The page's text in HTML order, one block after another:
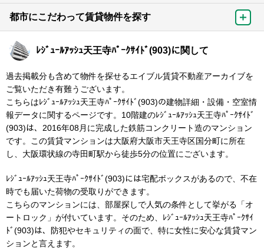
都市にこだわって賃貸物件を探す
ﾚｼﾞｭｰﾙｱｯｼｭ天王寺ﾊﾟｰｸｻｲﾄﾞ(903)に関して
過去掲載分も含めて物件を探せるエイブル賃貸不動産アーカイブを
ご覧いただき有難うございます。
こちらはﾚｼﾞｭｰﾙｱｯｼｭ天王寺ﾊﾟｰｸｻｲﾄﾞ(903)の建物詳細・設備・空室情
報データに関するページです。10階建のﾚｼﾞｭｰﾙｱｯｼｭ天王寺ﾊﾟｰｸｻｲﾄﾞ
(903)は、2016年08月に完成した鉄筋コンクリート造のマンション
です。この賃貸マンションは大阪府大阪市天王寺区国分町に所在
し、大阪環状線の寺田町駅から徒歩5分の位置にございます。
ﾚｼﾞｭｰﾙｱｯｼｭ天王寺ﾊﾟｰｸｻｲﾄﾞ(903)には宅配ボックスがあるので、不在
時でも届いた荷物の受取りができます。
こちらのマンションには、部屋探しで人気の条件として挙がる「オ
ートロック」が付いています。そのため、ﾚｼﾞｭｰﾙｱｯｼｭ天王寺ﾊﾟｰｸｻｲ
ﾄﾞ(903)は、防犯やセキュリティの面で、特に女性に安心な賃貸マン
ションと言えます。